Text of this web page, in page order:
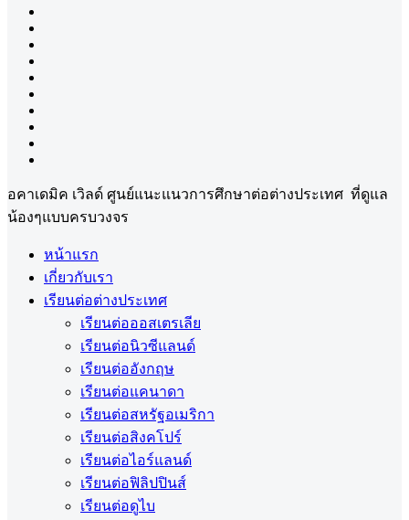
อคาเดมิค เวิลด์ ศูนย์แนะแนวการศึกษาต่อต่างประเทศ ที่ดูแล
น้องๆแบบครบวงจร
หน้าแรก
เกี่ยวกับเรา
เรียนต่อต่างประเทศ
เรียนต่อออสเตรเลีย
เรียนต่อนิวซีแลนด์
เรียนต่ออังกฤษ
เรียนต่อแคนาดา
เรียนต่อสหรัฐอเมริกา
เรียนต่อสิงคโปร์
เรียนต่อไอร์แลนด์
เรียนต่อฟิลิปปินส์
เรียนต่อดูไบ